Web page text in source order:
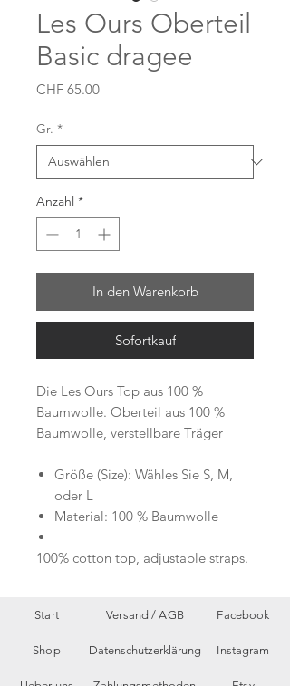
Les Ours Oberteil
Basic dragee
CHF 65.00Preis
Gr. *
Anzahl *
In den Warenkorb
Sofortkauf
Die Les Ours Top aus 100 %
Baumwolle. Oberteil aus 100 %
Baumwolle, verstellbare Träger
Größe (Size): Wähles Sie S, M,
oder L
Material: 100 % Baumwolle
100% cotton top, adjustable straps.
Start
Shop
Versand /AGB
Datenschutzerklärung
Facebook
Instagram